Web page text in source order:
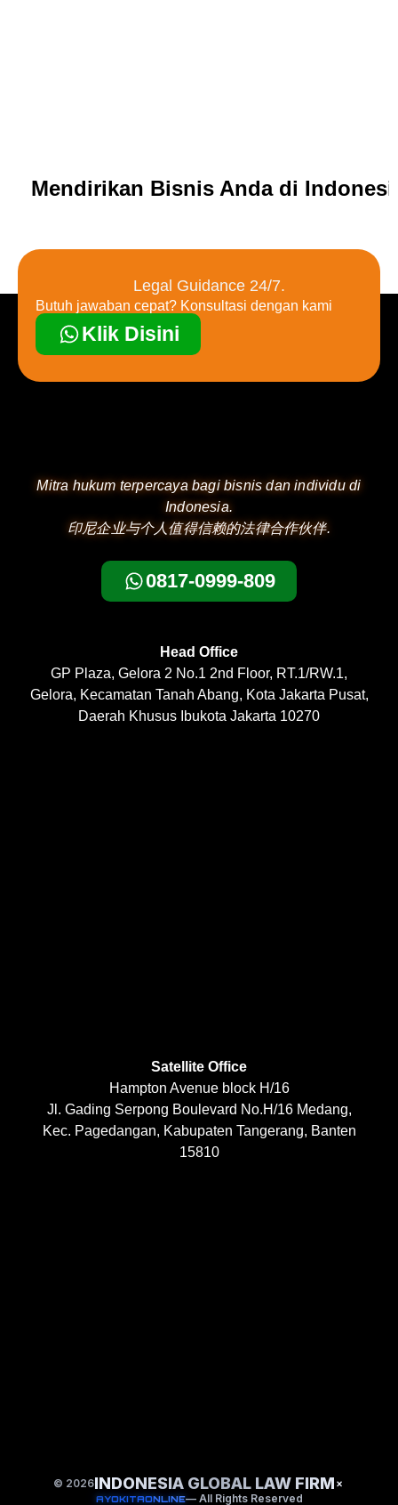
Mendirikan Bisnis Anda di
Legal Guidance 24/7.
Butuh jawaban cepat? Konsultasi dengan kami
Klik Disini
Mitra hukum terpercaya bagi bisnis dan individu di
Indonesia.
印尼企业与个人值得信赖的法律合作伙伴.
0817-0999-809
Head Office
GP Plaza, Gelora 2 No.1 2nd Floor, RT.1/RW.1,
Gelora, Kecamatan Tanah Abang, Kota Jakarta Pusat,
Daerah Khusus Ibukota Jakarta 10270
Satellite Office
Hampton Avenue block H/16
Jl. Gading Serpong Boulevard No.H/16 Medang,
Kec. Pagedangan, Kabupaten Tangerang, Banten
15810
© 2026INDONESIA GLOBAL LAW FIRM ×
AYOKITAONLINE— All Rights Reserved